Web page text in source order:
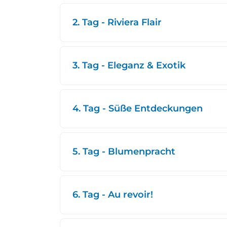
2. Tag - Riviera Flair
3. Tag - Eleganz & Exotik
4. Tag - Süße Entdeckungen
5. Tag - Blumenpracht
6. Tag - Au revoir!